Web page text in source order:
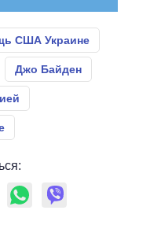
США Украине
Джо Байден